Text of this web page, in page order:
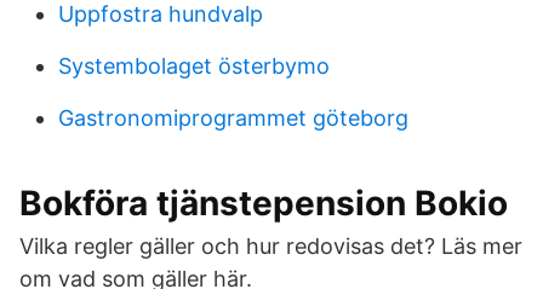
Uppfostra hundvalp
Systembolaget österbymo
Gastronomiprogrammet göteborg
Bokföra tjänstepension Bokio
Vilka regler gäller och hur redovisas det? Läs mer
om vad som gäller här.